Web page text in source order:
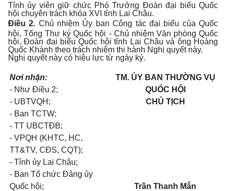
Tỉnh ủy viên giữ chức Phó Trưởng Đoàn đại biểu Quốc
hội chuyên trách khóa XVI tỉnh Lai Châu.
Điều 2. Chủ nhiệm Ủy ban Công tác đại biểu của Quốc
hội, Tổng Thư ký Quốc hội - Chủ nhiệm Văn phòng Quốc
hội, Đoàn đại biểu Quốc hội tỉnh Lai Châu và ông Hoàng
Quốc Khánh theo trách nhiệm thi hành Nghị quyết này.
Nghị quyết này có hiệu lực từ ngày ký.
Nơi nhận:
- Như Điều 2;
- UBTVQH;
- Ban TCTW;
- TT UBCTĐB;
- VPQH (KHTC, HC,
TT&TV, CĐS, CQT);
- Tỉnh ủy Lai Châu;
- Ban Tổ chức Đảng ủy
Quốc hội;
TM. ỦY BAN THƯỜNG VỤ
QUỐC HỘI
CHỦ TỊCH
Trần Thanh Mẫn